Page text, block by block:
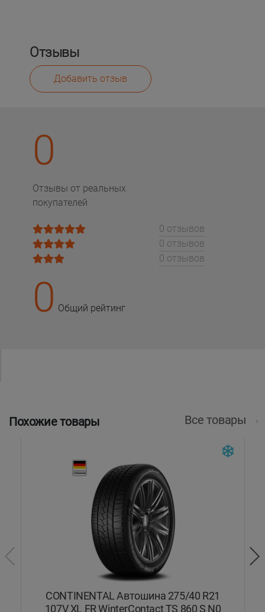
Отзывы
Добавить отзыв
0
Отзывы от реальных
покупателей
0 отзывов
0 отзывов
0 отзывов
0 Общий рейтинг
Похожие товары Все товары
CONTINENTAL Автошина 275/40 R21
107V XL FR WinterContact TS 860 S N0